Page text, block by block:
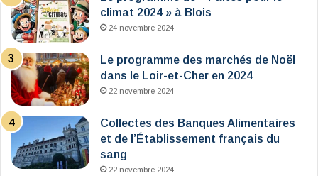
climat 2024 » à Blois
24 novembre 2024
Le programme des marchés de Noël
dans le Loir-et-Cher en 2024
22 novembre 2024
Collectes des Banques Alimentaires
et de l’Établissement français du
sang
22 novembre 2024